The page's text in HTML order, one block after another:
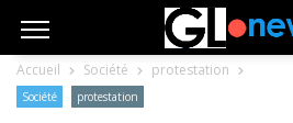
Accueil Société protestation
Société protestation